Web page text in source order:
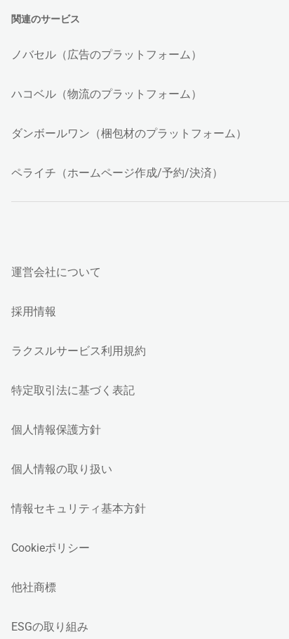
関連のサービス
ノバセル（広告のプラットフォーム）
ハコベル（物流のプラットフォーム）
ダンボールワン（梱包材のプラットフォーム）
ペライチ（ホームページ作成/予約/決済）
運営会社について
採用情報
ラクスルサービス利用規約
特定取引法に基づく表記
個人情報保護方針
個人情報の取り扱い
情報セキュリティ基本方針
Cookieポリシー
他社商標
ESGの取り組み